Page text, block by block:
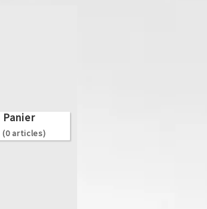
Panier
(0 articles)